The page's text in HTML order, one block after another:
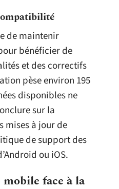
de maintenir
bénéficier de
et des correctifs
pèse environ 195
disponibles ne
sur la
mises à jour de
de support des
ou iOS.
face à la